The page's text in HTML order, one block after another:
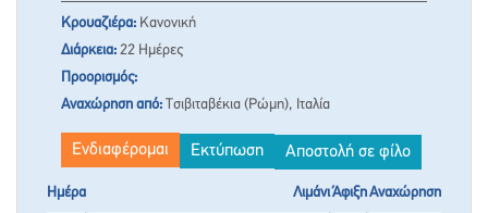
Κρουαζιέρα: Κανονική
Διάρκεια: 22 Ημέρες
Προορισμός:
Αναχώρηση από: Τσιβιταβέκια (Ρώμη), Ιταλία
Ενδιαφέρομαι Εκτύπωση Αποστολή σε φίλο
Ημέρα ΛιμάνιΆφιξηΑναχώρηση